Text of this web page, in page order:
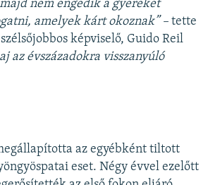
nem engedik a gyereket
amelyek kárt okoznak” – tette
képviselő, Guido Reil
az évszázadokra visszanyúló
az egyébként tiltott
eset. Négy évvel ezelőtt